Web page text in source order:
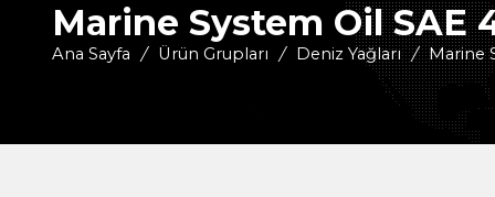
Marine System Oil SAE
Ana Sayfa / Ürün Grupları / Deniz Yağları / Marine